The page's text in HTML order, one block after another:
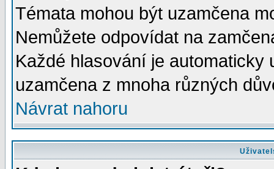
Témata mohou být uzamčena
Nemůžete odpovídat na
Každé hlasování je automaticky
uzamčena z mnoha různých
Návrat nahoru